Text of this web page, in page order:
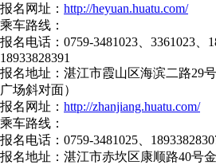
报名网址： http://heyuan.huatu.com/
乘车路线：
报名电话：0759-3481023、3361023、
18933828391
报名地址：湛江市霞山区海滨二路29
广场斜对面）
报名网址： http://zhanjiang.huatu.com/
乘车路线：
报名电话：0759-3481025、
报名地址：湛江市赤坎区康顺路40号